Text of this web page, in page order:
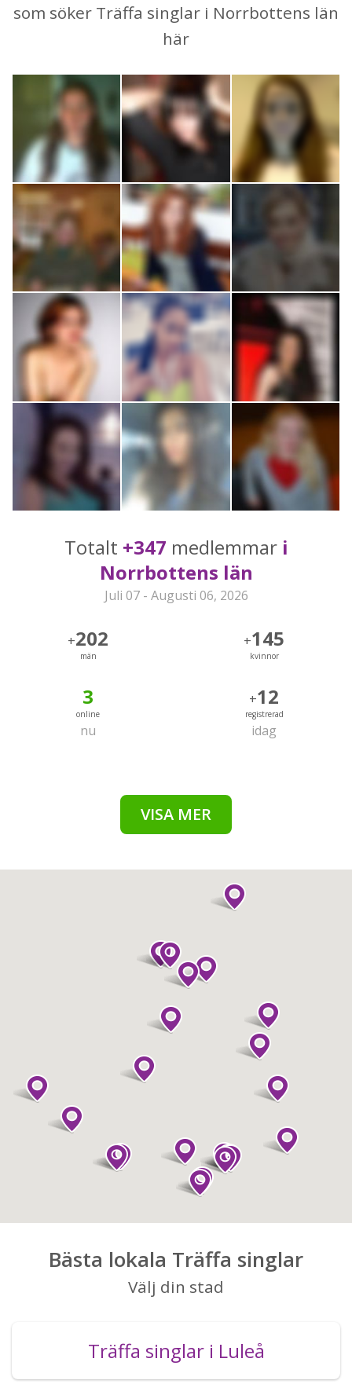
som söker Träffa singlar i Norrbottens län
här
Totalt +347 medlemmar i
Norrbottens län
Juli 07 - Augusti 06, 2026
+202
män
+145
kvinnor
3
online
nu
+12
registrerad
idag
VISA MER
Bästa lokala Träffa singlar
Välj din stad
Träffa singlar i Luleå